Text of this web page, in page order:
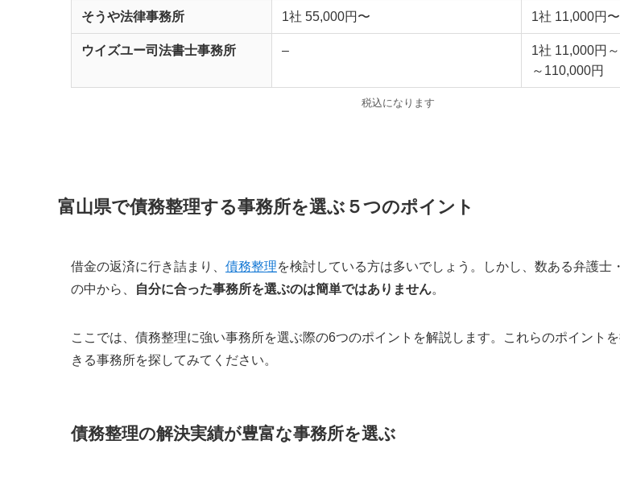
そうや法律事務所 1社 55,000円〜 1社 11,000円〜
ウイズユー司法書士事務所 –
1社 11,000円～
～110,000円
税込になります
富山県で債務整理する事務所を選ぶ５つのポイント
借金の返済に行き詰まり、 債務整理を検討している方は多いでしょう。しかし、数ある弁護士
の中から、
自分に合った事務所を選ぶのは簡単ではありません。
ここでは、債務整理に強い事務所を選ぶ際の6つのポイントを解説します。これらのポイント
きる事務所を探してみてください。
債務整理の解決実績が豊富な事務所を選ぶ